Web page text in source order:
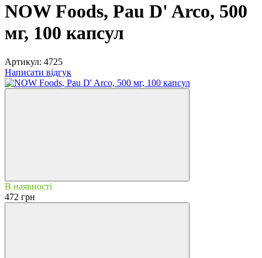
NOW Foods, Pau D' Arco, 500
мг, 100 капсул
Артикул: 4725
Написати відгук
В наявності
472 грн